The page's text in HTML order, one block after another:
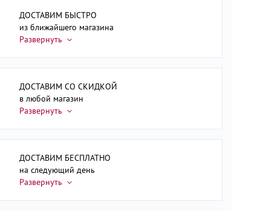
ДОСТАВИМ БЫСТРО
из ближайшего магазина
ДОСТАВИМ СО СКИДКОЙ
в любой магазин
ДОСТАВИМ БЕСПЛАТНО
на следующий день